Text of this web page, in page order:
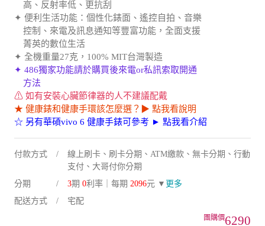
✦ 便利生活功能：個性化錶面、遙控自拍、音樂
控制、來電及訊息通知等豐富功能，全面支援
菁英的數位生活
✦ 全機重量27克，100% MIT台灣製造
✦ 486獨家功能請於購買後來電or私訊索取開通
方法
⚠ 如有安裝心臟節律器的人不建議配戴
★ 健康錶和健康手環該怎麼選？▶ 點我看說明
☆ 另有華碩vivo 6 健康手錶可參考 ► 點我看介紹
支付、大哥付你分期
3期0 利率｜每期2096
配送方式
宅配